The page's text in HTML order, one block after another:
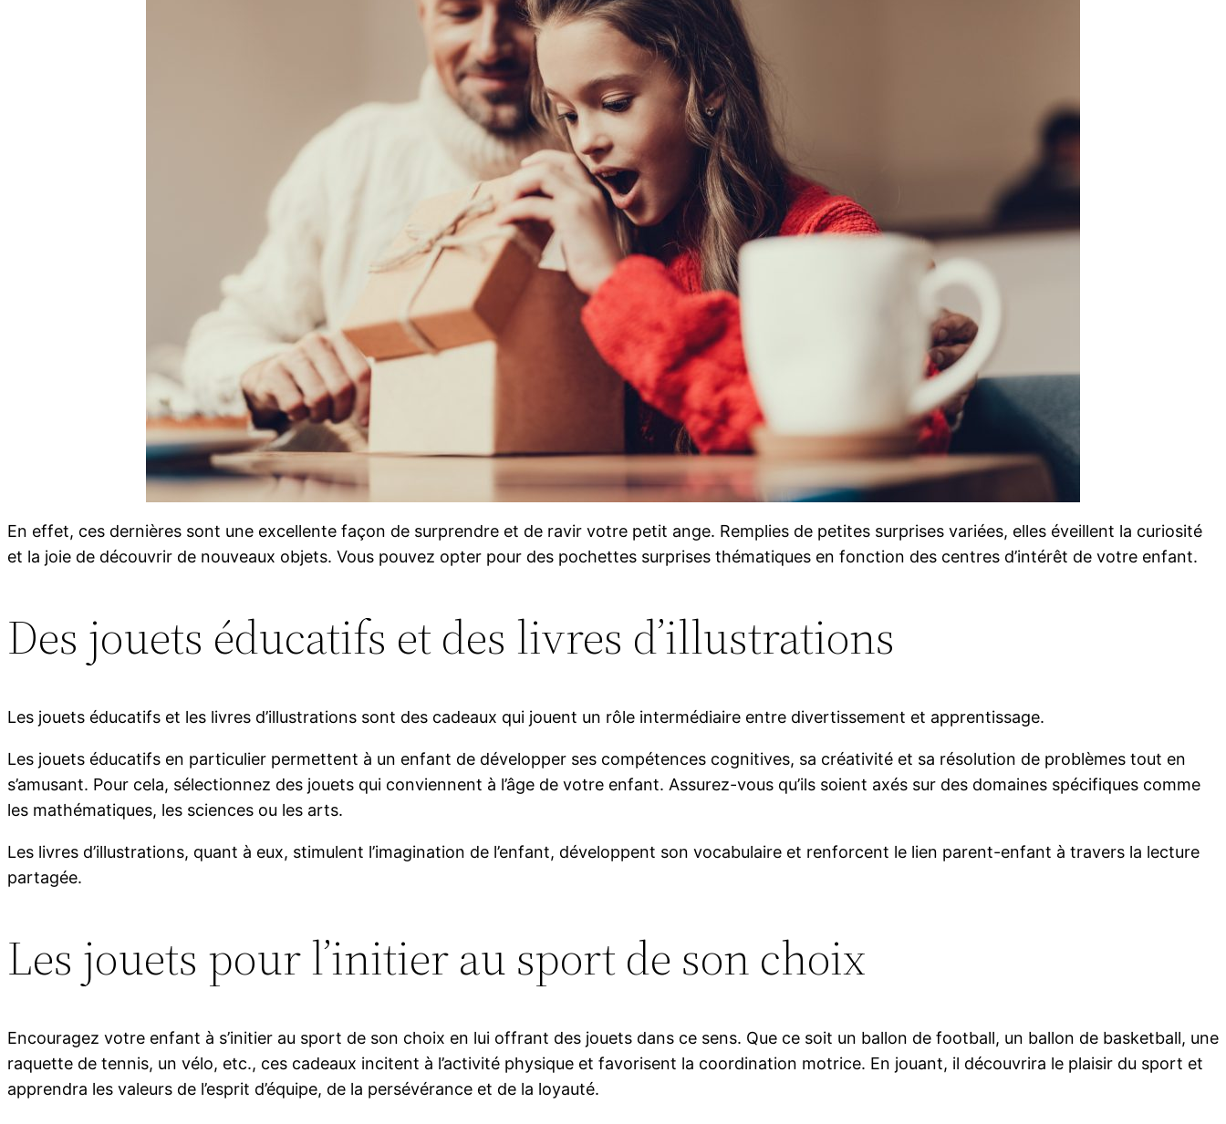
En effet, ces dernières sont une excellente façon de surprendre et de ravir votre petit ange. Remplies de petites surprises variées, elles éveillent la curiosité
et la joie de découvrir de nouveaux objets. Vous pouvez opter pour des pochettes surprises thématiques en fonction des centres d’intérêt de votre enfant.
Des jouets éducatifs et des livres d’illustrations
Les jouets éducatifs et les livres d’illustrations sont des cadeaux qui jouent un rôle intermédiaire entre divertissement et apprentissage.
Les jouets éducatifs en particulier permettent à un enfant de développer ses compétences cognitives, sa créativité et sa résolution de problèmes tout en
s’amusant. Pour cela, sélectionnez des jouets qui conviennent à l’âge de votre enfant. Assurez-vous qu’ils soient axés sur des domaines spécifiques comme
les mathématiques, les sciences ou les arts.
Les livres d’illustrations, quant à eux, stimulent l’imagination de l’enfant, développent son vocabulaire et renforcent le lien parent-enfant à travers la lecture
partagée.
Les jouets pour l’initier au sport de son choix
Encouragez votre enfant à s’initier au sport de son choix en lui offrant des jouets dans ce sens. Que ce soit un ballon de football, un ballon de basketball, une
raquette de tennis, un vélo, etc., ces cadeaux incitent à l’activité physique et favorisent la coordination motrice. En jouant, il découvrira le plaisir du sport et
apprendra les valeurs de l’esprit d’équipe, de la persévérance et de la loyauté.